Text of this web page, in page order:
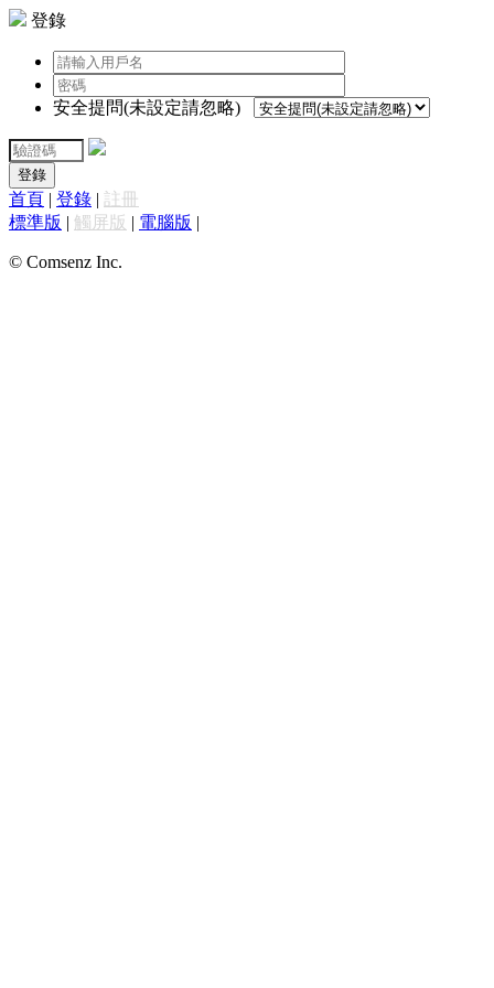
登錄
安全提問(未設定請忽略)
登錄
首頁 | 登錄 | 註冊
標準版 | 觸屏版 | 電腦版 |
© Comsenz Inc.